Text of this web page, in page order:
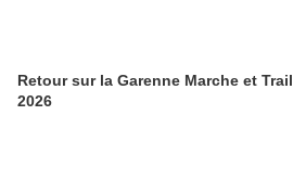
Retour sur la Garenne Marche et Trail
2026